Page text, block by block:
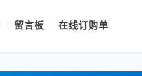
留言板 在线订购单